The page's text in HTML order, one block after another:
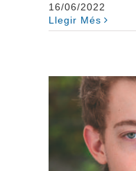
16/06/2022
Llegir Més
La